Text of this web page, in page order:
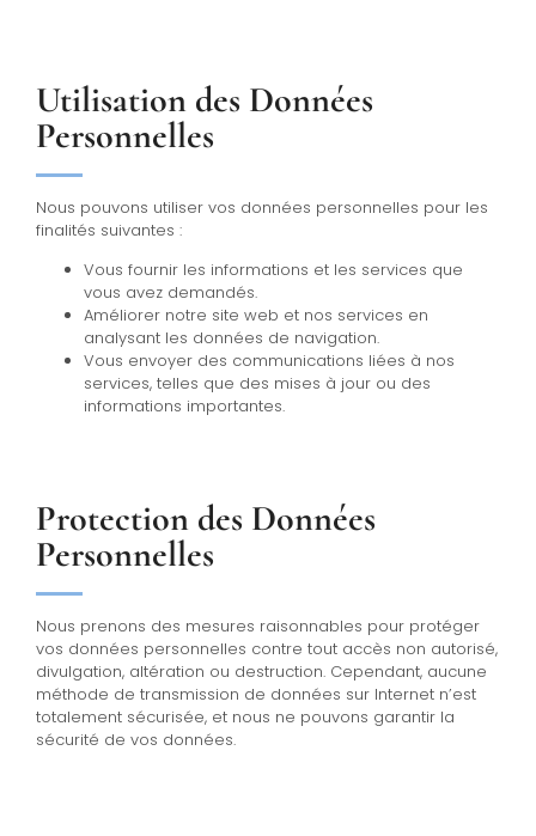
Utilisation des Données
Personnelles
Nous pouvons utiliser vos données personnelles pour les
finalités suivantes :
Vous fournir les informations et les services que
vous avez demandés.
Améliorer notre site web et nos services en
analysant les données de navigation.
Vous envoyer des communications liées à nos
services, telles que des mises à jour ou des
informations importantes.
Protection des Données
Personnelles
Nous prenons des mesures raisonnables pour protéger
vos données personnelles contre tout accès non autorisé,
divulgation, altération ou destruction. Cependant, aucune
méthode de transmission de données sur Internet n’est
totalement sécurisée, et nous ne pouvons garantir la
sécurité de vos données.